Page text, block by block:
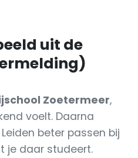
uit de
Zoetermeer,
voelt. Daarna
beter passen bij
je daar studeert.